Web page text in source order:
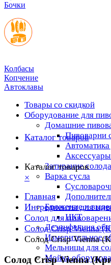
Бочки
Колбасы
Копчение
Автоклавы
Товары со скидкой
Оборудование для
Домашние
Пивоварни
Затирание солода
Варка сусла
Брожение и
ЦКТ
Дезинфекция
Измерительное
Мельницы для
Мойка
Каталог товаров
Каталог товаров
×
Главная
Ингредиенты для
Солод для
Солод Crisp Vienna
Солод Crisp Vienna
Солод Crisp Vienna